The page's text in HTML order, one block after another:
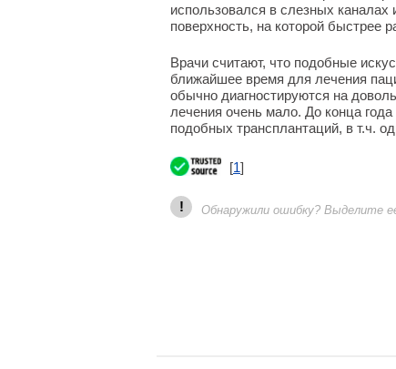
использовался в слезных
поверхность, на которой быстрее
Врачи считают, что подобные
ближайшее время для лечения
обычно диагностируются на
лечения очень мало. До конца
подобных трансплантаций, в т.ч.
[1]
! Обнаружили ошибку? Выделите